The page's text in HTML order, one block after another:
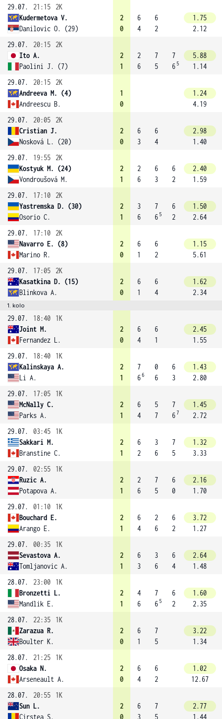
29.07.
21:15
2K
Kudermetova V.
Danilovic O. (29)
2
0
6
4
6
2
1.75
2.12
29.07.
20:15
2K
Ito A.
Paolini J. (7)
2
1
2
6
7
5
7
6 5
5.88
1.14
29.07.
20:15
2K
Andreeva M. (4)
Andreescu B.
1
0
1.24
4.19
29.07.
20:05
2K
Cristian J.
Nosková L. (20)
2
0
6
3
6
4
2.98
1.40
29.07.
19:55
2K
Kostyuk M. (24)
Vondroušová M.
2
1
2
6
6
3
6
2
2.40
1.59
29.07.
17:10
2K
Yastremska D. (30)
Osorio C.
2
1
3
6
7
6 5
6
2
1.50
2.64
29.07.
17:10
2K
Navarro E. (8)
Marino R.
2
0
6
1
6
2
1.15
5.61
29.07.
17:05
2K
Kasatkina D. (15)
Blinkova A.
2
0
6
1
6
4
1.62
2.34
1. kolo
29.07. 18:40
1K
Joint M.
Fernandez L.
2
0
6
4
6
1
2.45
1.55
29.07.
18:40
1K
Kalinskaya A.
Li A.
2
1
7
66
0
6
6
3
1.43
2.80
29.07.
17:05
1K
McNally C.
Parks A.
2
1
6
4
5
7
7
67
1.45
2.72
29.07.
03:45
1K
Sakkari M.
Branstine C.
2
1
6
2
3
6
7
5
1.32
3.33
29.07.
02:55
1K
Ruzic A.
Potapova A.
2
1
2
6
7
5
6
0
2.16
1.70
29.07.
01:10
1K
Bouchard E.
Arango E.
2
1
6
4
2
6
6
2
3.72
1.27
29.07.
00:35
1K
Sevastova A.
Tomljanovic A.
2
1
6
3
3
6
6
4
2.64
1.48
28.07.
23:00
1K
Bronzetti L.
Mandlik E.
2
1
4
6
7
6 5
6
2
1.60
2.35
28.07.
22:35
1K
Zarazua R.
Boulter K.
2
0
6
1
7
5
3.22
1.34
28.07.
21:25
1K
Osaka N.
Arseneault A.
2
0
6
4
6
2
1.02
12.67
28.07.
20:55
1K
Sun L.
Cirstea S.
2
0
6
3
7
5
2.77
1.44